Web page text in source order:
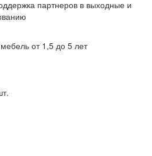
партнеров в выходные и
от 1,5 до 5 лет